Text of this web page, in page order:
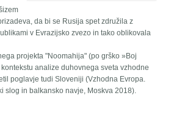
da bi se Rusija spet združila z
v Evrazijsko zvezo in tako oblikovala
projekta "Noomahija" (po grško »Boj
analize duhovnega sveta vzhodne
poglavje tudi Sloveniji (Vzhodna Evropa.
slog in balkansko navje, Moskva 2018).